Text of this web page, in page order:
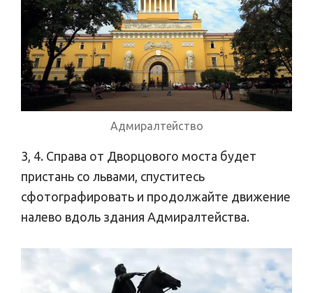
Адмиралтейство
3, 4. Справа от Дворцового моста будет
пристань со львами, спуститесь
сфотографировать и продолжайте движение
налево вдоль здания Адмиралтейства.